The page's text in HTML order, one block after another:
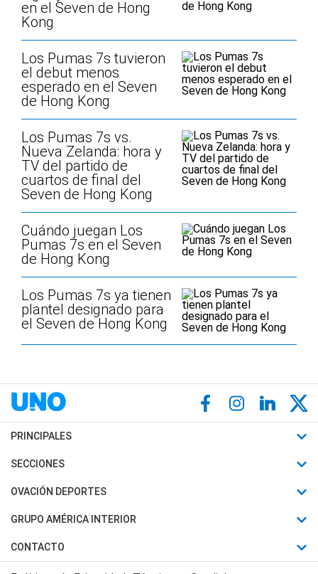
en el Seven de Hong
Kong
Los Pumas 7s tuvieron
el debut menos
esperado en el Seven
de Hong Kong
Los Pumas 7s vs.
Nueva Zelanda: hora y
TV del partido de
cuartos de final del
Seven de Hong Kong
Cuándo juegan Los
Pumas 7s en el Seven
de Hong Kong
Los Pumas 7s ya tienen
plantel designado para
el Seven de Hong Kong
PRINCIPALES
Últimas Noticias
Política
Judiciales
SECCIONES
Horóscopo
Motores
Trucos caseros
OVACIÓN DEPORTES
Fútbol
Mundial
Automovilismo
GRUPO AMÉRICA INTERIOR
Canal 7 en Vivo
CONTACTO